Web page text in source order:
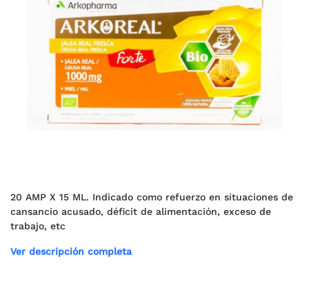
20 AMP X 15 ML. Indicado como refuerzo en situaciones de
cansancio acusado, déficit de alimentación, exceso de
trabajo, etc
Ver descripción completa